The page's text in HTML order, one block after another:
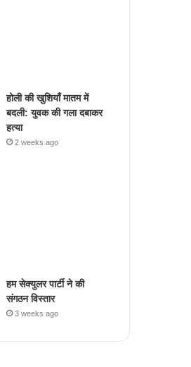
होली की खुशियाँ मातम में
बदली: युवक की गला दबाकर
हत्या
2 weeks ago
हम सेक्युलर पार्टी ने की
संगठन विस्तार
3 weeks ago